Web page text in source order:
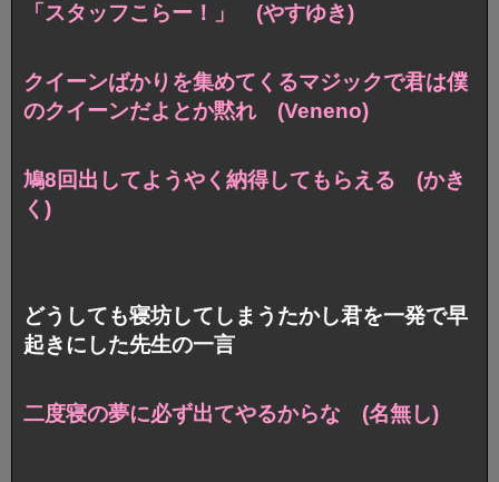
「スタッフこらー！」 (やすゆき)
クイーンばかりを集めてくるマジックで君は僕
のクイーンだよとか黙れ (Veneno)
鳩8回出してようやく納得してもらえる (かき
く)
どうしても寝坊してしまうたかし君を一発で早
起きにした先生の一言
二度寝の夢に必ず出てやるからな (名無し)